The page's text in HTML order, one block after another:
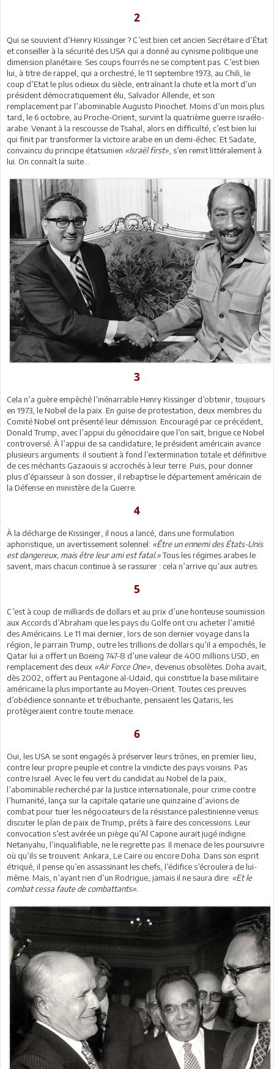
2
Qui se souvient d’Henry Kissinger ? C’est bien cet ancien Secrétaire d’État
et conseiller à la sécurité des USA qui a donné au cynisme politique une
dimension planétaire. Ses coups fourrés ne se comptent pas. C’est bien
lui, à titre de rappel, qui a orchestré, le 11 septembre 1973, au Chili, le
coup d’Etat le plus odieux du siècle, entraînant la chute et la mort d’un
président démocratiquement élu, Salvador Allende, et son
remplacement par l’abominable Augusto Pinochet. Moins d’un mois plus
tard, le 6 octobre, au Proche-Orient, survint la quatrième guerre israélo-
arabe. Venant à la rescousse de Tsahal, alors en difficulté, c’est bien lui
qui finit par transformer la victoire arabe en un demi-échec. Et Sadate,
convaincu du principe étatsunien «Israël first» , s’en remit littéralement à
lui. On connaît la suite…
3
Cela n’a guère empêché l’inénarrable Henry Kissinger d’obtenir, toujours
en 1973, le Nobel de la paix. En guise de protestation, deux membres du
Comité Nobel ont présenté leur démission. Encouragé par ce précédent,
Donald Trump, avec l’appui du génocidaire que l’on sait, brigue ce Nobel
controversé. À l’appui de sa candidature, le président américain avance
plusieurs arguments: il soutient à fond l’extermination totale et définitive
de ces méchants Gazaouis si accrochés à leur terre. Puis, pour donner
plus d’épaisseur à son dossier, il rebaptise le département américain de
la Défense en ministère de la Guerre.
4
À la décharge de Kissinger, il nous a lancé, dans une formulation
aphoristique, un avertissement solennel: «Être un ennemi des États-Unis
est dangereux, mais être leur ami est fatal.»Tous les régimes arabes le
savent, mais chacun continue à se rassurer : cela n’arrive qu’aux autres.
5
C’est à coup de milliards de dollars et au prix d’une honteuse soumission
aux Accords d’Abraham que les pays du Golfe ont cru acheter l’amitié
des Américains. Le 11 mai dernier, lors de son dernier voyage dans la
région, le parrain Trump, outre les trillions de dollars qu’il a empochés, le
Qatar lui a offert un Boeing 747-8 d’une valeur de 400 millions USD, en
remplacement des deux «Air Force One», devenus obsolètes. Doha avait,
dès 2002, offert au Pentagone al-Udaid, qui constitue la base militaire
américaine la plus importante au Moyen-Orient. Toutes ces preuves
d’obédience sonnante et trébuchante, pensaient les Qataris, les
protègeraient contre toute menace.
6
Oui, les USA se sont engagés à préserver leurs trônes, en premier lieu,
contre leur propre peuple et contre la vindicte des pays voisins. Pas
contre Israël. Avec le feu vert du candidat au Nobel de la paix,
l’abominable recherché par la Justice internationale, pour crime contre
l’humanité, lança sur la capitale qatarie une quinzaine d’avions de
combat pour tuer les négociateurs de la résistance palestinienne venus
discuter le plan de paix de Trump, prêts à faire des concessions. Leur
convocation s’est avérée un piège qu’Al Capone aurait jugé indigne.
Netanyahu, l’inqualifiable, ne le regrette pas. Il menace de les poursuivre
où qu’ils se trouvent: Ankara, Le Caire ou encore Doha. Dans son esprit
étriqué, il pense qu’en assassinant les chefs, l’édifice s’écroulera de lui-
même. Mais, n’ayant rien d’un Rodrigue, jamais il ne saura dire: «Et le
combat cessa faute de combattants».